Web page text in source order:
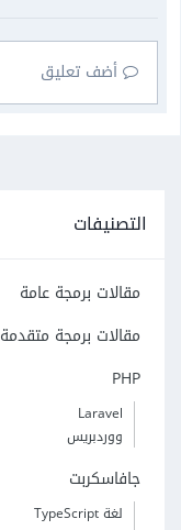
أضف تعليق
التصنيفات
مقالات برمجة عامة
مقالات برمجة متقدمة
PHP
Laravel
ووردبريس
جافاسكربت
لغة TypeScript